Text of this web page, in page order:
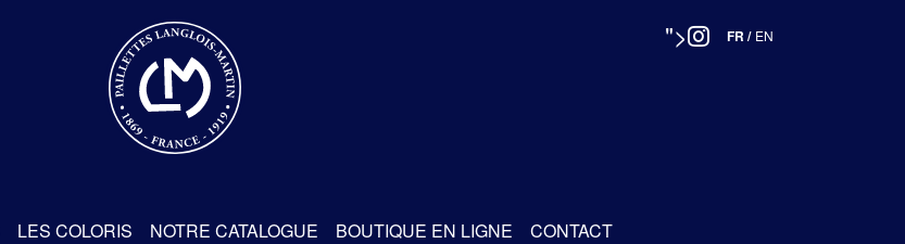
"> FR / EN
LES COLORIS NOTRE CATALOGUE BOUTIQUE EN LIGNE CONTACT